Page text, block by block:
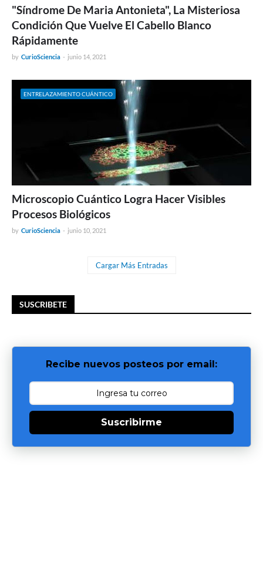
"Síndrome De Maria Antonieta", La Misteriosa
Condición Que Vuelve El Cabello Blanco
Rápidamente
by CurioSciencia - junio 14, 2021
ENTRELAZAMIENTO CUÁNTICO
Microscopio Cuántico Logra Hacer Visibles
Procesos Biológicos
by CurioSciencia - junio 10, 2021
Cargar Más Entradas
SUSCRIBETE
Recibe nuevos posteos por email:
Suscribirme